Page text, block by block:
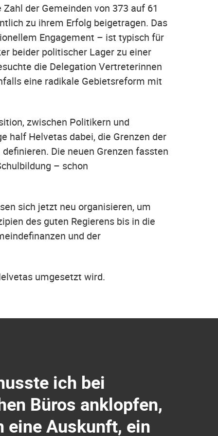
der Gemeinden von 373 auf 61
zu ihrem Erfolg beigetragen. Das
Engagement – ist typisch für
beider politischer Lager zu einer
die Delegation Vertreterinnen
eine radikale Gebietsreform mit
zwischen Politikern und
half Helvetas dabei, die Grenzen der
Die neuen Grenzen fassten
– schon
sich jetzt neu organisieren, um
des guten Regierens bis in die
und der
umgesetzt wird.
ich bei
Büros anklopfen,
eine Auskunft, ein